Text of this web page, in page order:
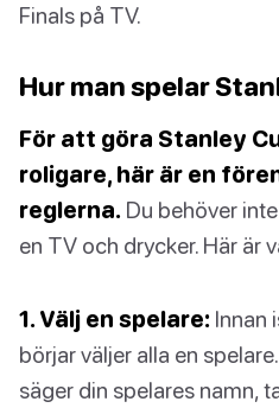
Finals på TV.
Hur man spelar
För att göra Stanley
roligare, här är en
reglerna. Du behöver
en TV och drycker. Här är
1. Välj en spelare: Innan
börjar väljer alla en
säger din spelares namn,